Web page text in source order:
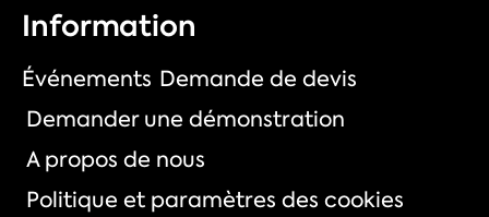
Information
Événements Demande de devis
Demander une démonstration
A propos de nous
Politique et paramètres des cookies